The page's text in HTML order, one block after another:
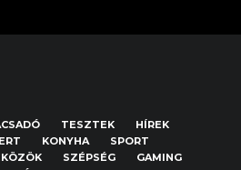
TESZTEK
HÍREK
KONYHA
SPORT
SZÉPSÉG
GAMING